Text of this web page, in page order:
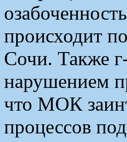
происходит
Сочи. Также
нарушением
что МОК
процессов